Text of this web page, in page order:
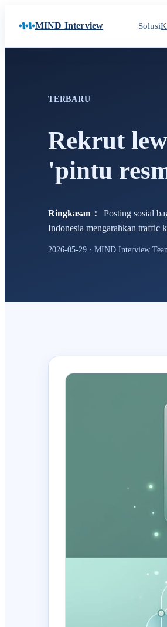
MIND Interview Solusi
TERBARU
Rekrut
'pintu
Ringkasan ：
Posting sosial
Indonesia mengarahkan traffic
2026-05-29 · MIND Interview